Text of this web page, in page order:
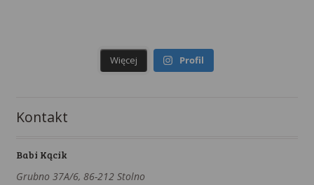
Więcej Profil
Kontakt
Babi Kącik
Grubno 37A/6, 86-212 Stolno